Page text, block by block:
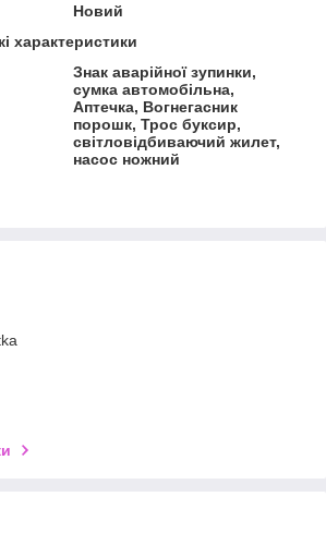
Новий
характеристики
Знак аварійної зупинки,
сумка автомобільна,
Аптечка, Вогнегасник
порошк, Трос буксир,
світловідбиваючий жилет,
насос ножний